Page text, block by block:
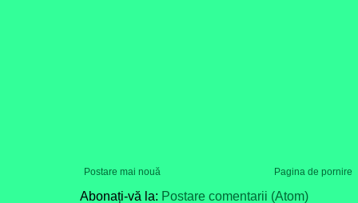
Postare mai nouă Pagina de pornire
Abonați-vă la: Postare comentarii (Atom)